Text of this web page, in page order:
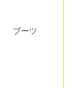
ブーツ